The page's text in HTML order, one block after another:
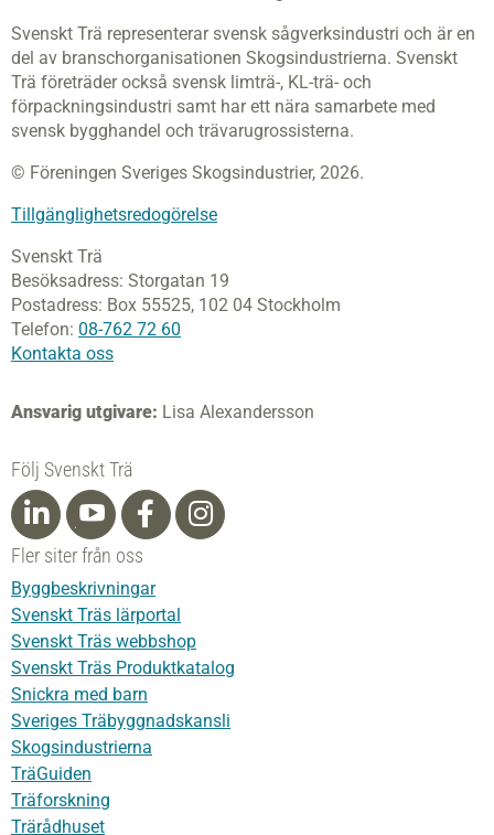
Svenskt Trä representerar svensk sågverksindustri och är en
del av branschorganisationen Skogsindustrierna. Svenskt
Trä företräder också svensk limträ-, KL-trä- och
förpackningsindustri samt har ett nära samarbete med
svensk bygghandel och trävarugrossisterna.
© Föreningen Sveriges Skogsindustrier, 2026.
Tillgänglighetsredogörelse
Svenskt Trä
Besöksadress: Storgatan 19
Postadress: Box 55525, 102 04 Stockholm
Telefon: 08-762 72 60
Kontakta oss
Ansvarig utgivare: Lisa Alexandersson
Följ Svenskt Trä
Fler siter från oss
Byggbeskrivningar
Svenskt Träs lärportal
Svenskt Träs webbshop
Svenskt Träs Produktkatalog
Snickra med barn
Sveriges Träbyggnadskansli
Skogsindustrierna
TräGuiden
Träforskning
Trärådhuset